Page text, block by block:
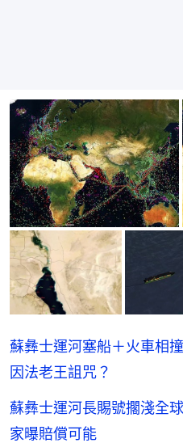
蘇彝士運河塞船＋火車相
因法老王詛咒？
蘇彝士運河長賜號擱淺全
家曝賠償可能